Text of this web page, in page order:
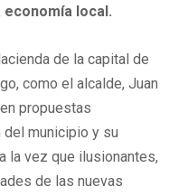
local.
de la capital de
como el alcalde, Juan
propuestas
municipio y su
la vez que ilusionantes,
de las nuevas